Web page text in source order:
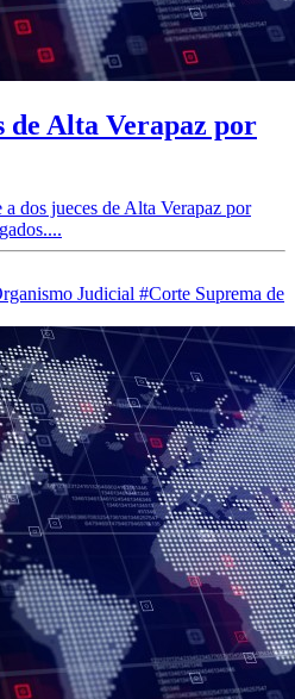
de Alta Verapaz por
dos jueces de Alta Verapaz por
Judicial #Corte Suprema de